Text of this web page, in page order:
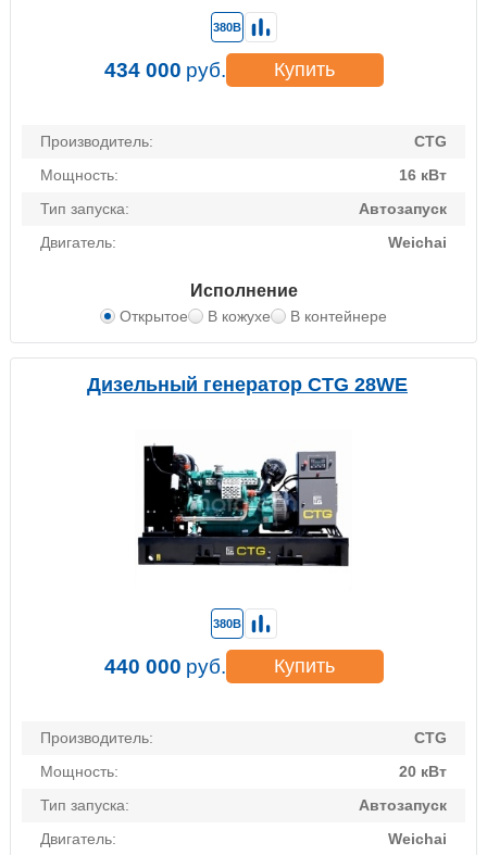
Производитель:
CTG
Мощность:
16 кВт
Тип запуска:
Автозапуск
Двигатель:
Weichai
Исполнение
Открытое В кожухе В контейнере
380В
434 000 руб. Купить
Дизельный генератор CTG 28WE
Производитель:
CTG
Мощность:
20 кВт
Тип запуска:
Автозапуск
Двигатель:
Weichai
380В
440 000 руб. Купить